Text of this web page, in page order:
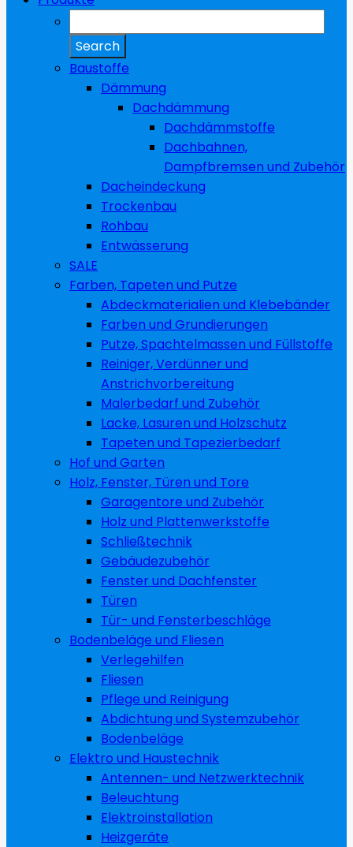
Baustoffe
Dämmung
Dachdämmung
Dachdämmstoffe
Dachbahnen,
Dampfbremsen und Zubehör
Dacheindeckung
Trockenbau
Rohbau
Entwässerung
SALE
Farben, Tapeten und Putze
Abdeckmaterialien und Klebebänder
Farben und Grundierungen
Putze, Spachtelmassen und Füllstoffe
Reiniger, Verdünner und
Anstrichvorbereitung
Malerbedarf und Zubehör
Lacke, Lasuren und Holzschutz
Tapeten und Tapezierbedarf
Hof und Garten
Holz, Fenster, Türen und Tore
Garagentore und Zubehör
Holz und Plattenwerkstoffe
Schließtechnik
Gebäudezubehör
Fenster und Dachfenster
Türen
Tür- und Fensterbeschläge
Bodenbeläge und Fliesen
Verlegehilfen
Fliesen
Pflege und Reinigung
Abdichtung und Systemzubehör
Bodenbeläge
Elektro und Haustechnik
Antennen- und Netzwerktechnik
Beleuchtung
Elektroinstallation
Heizgeräte